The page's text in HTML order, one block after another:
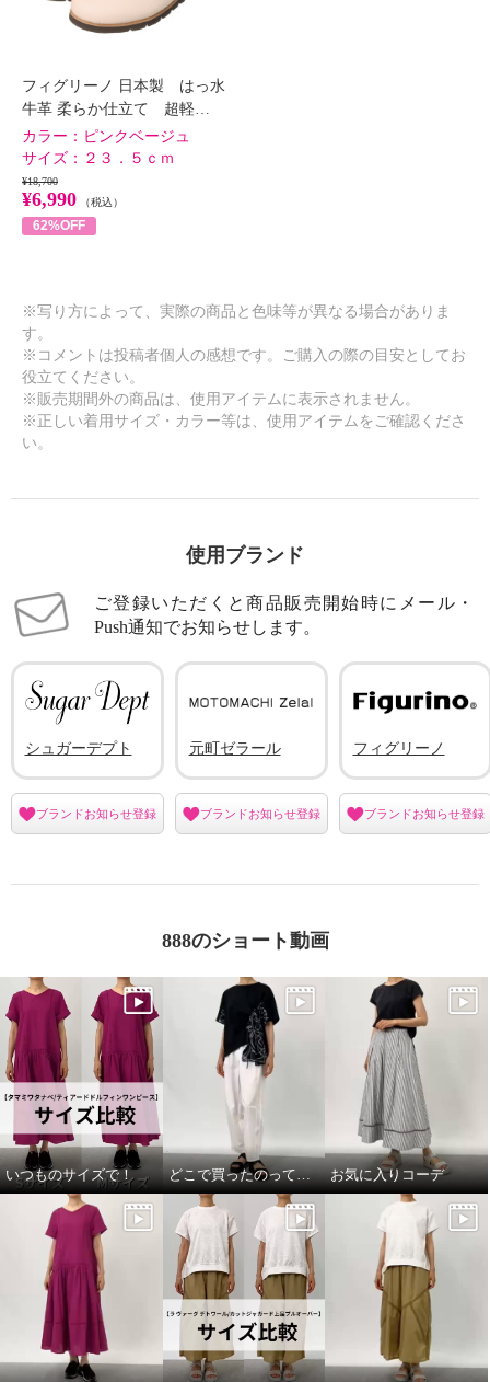
元町ゼラール ＮＥＷエグゼクテ
ルコンビ 半袖プルオーバー
オイスター Ｓ
元町ゼラール ＮＥＷエグゼクテ
ルコンビ 半袖プルオーバー
オイスター
¥0
フィグリーノ 日本製 はっ水
牛革 柔らか仕立て 超軽…
カラー： ピンクベージュ
サイズ： ２３．５ｃｍ
¥18,700
¥6,990 （税込）
62%OFF
※写り方によって、実際の商品と色味等が異なる場合がありま
す。
※コメントは投稿者個人の感想です。ご購入の際の目安としてお
役立てください。
※販売期間外の商品は、使用アイテムに表示されません。
※正しい着用サイズ・カラー等は、使用アイテムをご確認くださ
い。
使用ブランド
ご登録いただくと商品販売開始時にメール・
Push通知でお知らせします。
シュガーデプト
ブランドお知らせ登録
元町ゼラール
ブランドお知らせ登録
フィグリーノ
ブランドお知らせ登録
888のショート動画
いつものサイズで！ どこで買ったのって聞いてほしい お気に入りコーデ